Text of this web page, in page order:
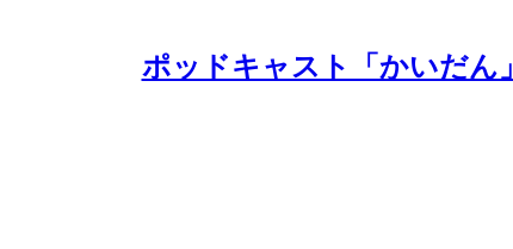
ポッドキャスト「かいだん」